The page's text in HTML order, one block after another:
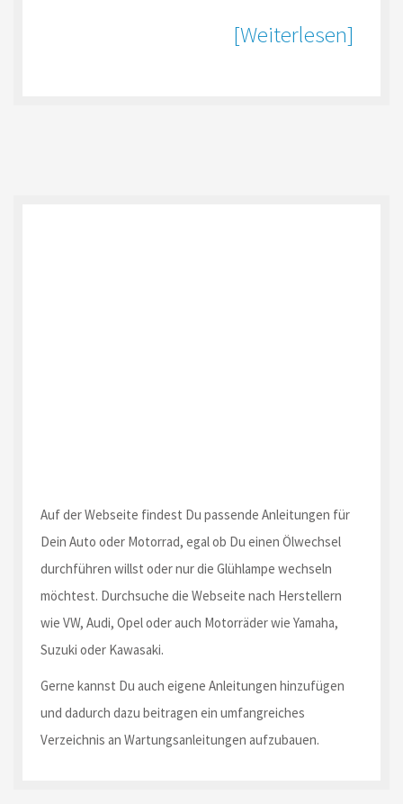
[Weiterlesen]
Auf der Webseite findest Du passende Anleitungen für
Dein Auto oder Motorrad, egal ob Du einen Ölwechsel
durchführen willst oder nur die Glühlampe wechseln
möchtest. Durchsuche die Webseite nach Herstellern
wie VW, Audi, Opel oder auch Motorräder wie Yamaha,
Suzuki oder Kawasaki.
Gerne kannst Du auch eigene Anleitungen hinzufügen
und dadurch dazu beitragen ein umfangreiches
Verzeichnis an Wartungsanleitungen aufzubauen.